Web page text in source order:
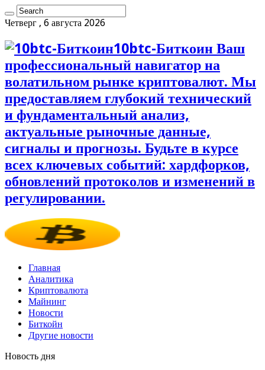
Четверг , 6 августа 2026
10btc-Биткоин Ваш
профессиональный навигатор на
волатильном рынке криптовалют. Мы
предоставляем глубокий технический
и фундаментальный анализ,
актуальные рыночные данные,
сигналы и прогнозы. Будьте в курсе
всех ключевых событий: хардфорков,
обновлений протоколов и изменений в
регулировании.
Главная
Аналитика
Криптовалюта
Майнинг
Новости
Биткойн
Другие новости
Новость дня